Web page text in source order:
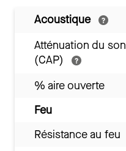
Acoustique
Atténuation du son
(CAP)
% aire ouverte
Feu
Résistance au feu